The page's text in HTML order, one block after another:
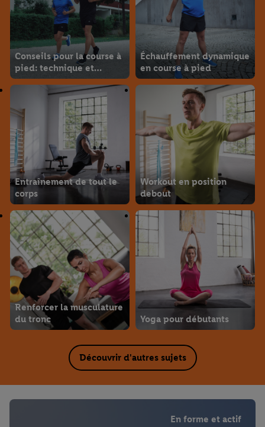
Conseils pour la course à
pied: technique et
initiation
Échauffement dynamique
en course à pied
Entraînement de tout le
corps
Workout en position
debout
Renforcer la musculature
du tronc
Yoga pour débutants
Découvrir d'autres sujets
En forme et actif